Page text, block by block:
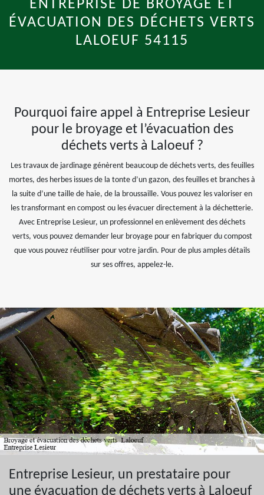
ENTREPRISE DE BROYAGE ET
ÉVACUATION DES DÉCHETS VERTS
LALOEUF 54115
Pourquoi faire appel à Entreprise Lesieur
pour le broyage et l’évacuation des
déchets verts à Laloeuf ?
Les travaux de jardinage génèrent beaucoup de déchets verts, des feuilles
mortes, des herbes issues de la tonte d’un gazon, des feuilles et branches à
la suite d’une taille de haie, de la broussaille. Vous pouvez les valoriser en
les transformant en compost ou les évacuer directement à la déchetterie.
Avec Entreprise Lesieur, un professionnel en enlèvement des déchets
verts, vous pouvez demander leur broyage pour en fabriquer du compost
que vous pouvez réutiliser pour votre jardin. Pour de plus amples détails
sur ses offres, appelez-le.
Entreprise Lesieur, un prestataire pour
une évacuation de déchets verts à Laloeuf